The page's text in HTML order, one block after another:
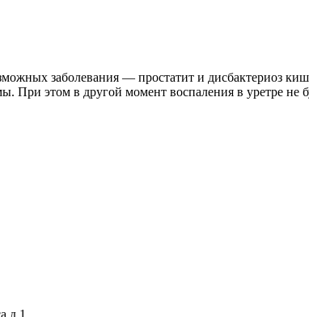
заболевания — простатит и дисбактериоз
При этом в другой момент воспаления в уретре не
д.1